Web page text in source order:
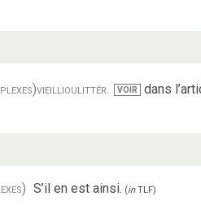
vieillioulittér. VOIR dans
S’il en est ainsi. (inTLF)